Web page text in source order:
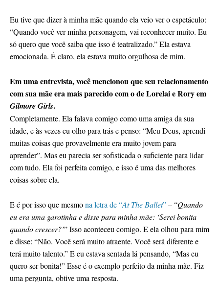
Eu tive que dizer à minha mãe quando ela veio ver o espetáculo:
“Quando você ver minha personagem, vai reconhecer muito. Eu
só quero que você saiba que isso é teatralizado.” Ela estava
emocionada. É claro, ela estava muito orgulhosa de mim.
Em uma entrevista, você mencionou que seu relacionamento
com sua mãe era mais parecido com o de Lorelai e Rory em
Gilmore Girls.
Completamente. Ela falava comigo como uma amiga da sua
idade, e às vezes eu olho para trás e penso: “Meu Deus, aprendi
muitas coisas que provavelmente era muito jovem para
aprender”. Mas eu parecia ser sofisticada o suficiente para lidar
com tudo. Ela foi perfeita comigo, e isso é uma das melhores
coisas sobre ela.
E é por isso que mesmona letra de “At The Ballet”– “Quando
eu era uma garotinha e disse para minha mãe: ‘Serei bonita
quando crescer?’” Isso aconteceu comigo. E ela olhou para mim
e disse: “Não. Você será muito atraente. Você será diferente e
terá muito talento.” E eu estava sentada lá pensando, “Mas eu
quero ser bonita!” Esse é o exemplo perfeito da minha mãe. Fiz
uma pergunta, obtive uma resposta.